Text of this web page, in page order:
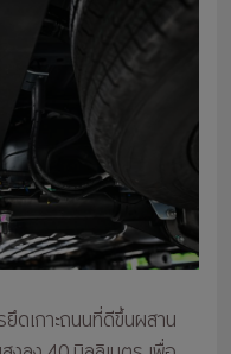
ดเกาะถนนที่ดีขึ้นผสาน